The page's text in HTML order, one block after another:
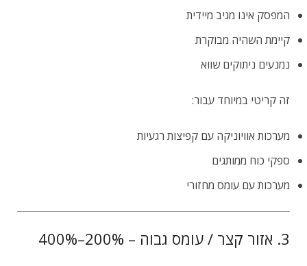
המפסק אינו מגיב מיידית
קיימת השהיה מבוקרת
נמנעים ניתוקים שווא
זה קריטי במיוחד עבור:
מערכות אוויוניקה עם קפיצות רגעיות
ספקי כוח ממותגים
מערכות עם עומס מחזורי
3. אזור קצר / עומס גבוה – 200%–400%